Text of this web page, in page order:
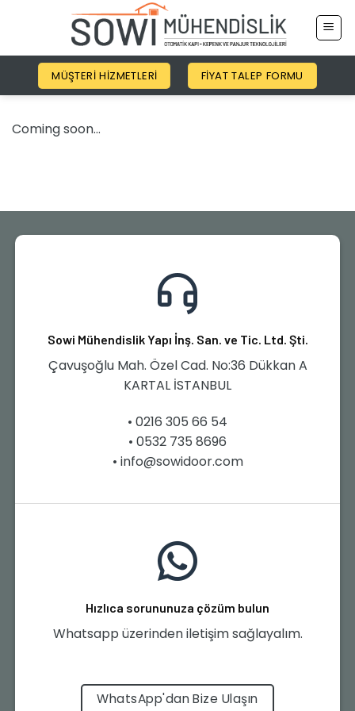
MÜŞTERI HIZMETLERI FIYAT TALEP FORMU
Coming soon…
Sowi Mühendislik Yapı İnş. San. ve Tic. Ltd. Şti.
Çavuşoğlu Mah. Özel Cad. No:36 Dükkan A
KARTAL İSTANBUL
• 0216 305 66 54
• 0532 735 8696
• info@sowidoor.com
Hızlıca sorununuza çözüm bulun
Whatsapp üzerinden iletişim sağlayalım.
WhatsApp'dan Bize Ulaşın